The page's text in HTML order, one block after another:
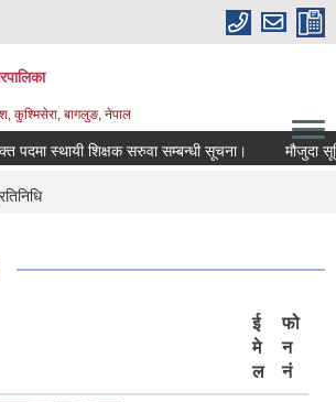
कुश्मिसेरा, बागलुङ, नेपाल
पदमा स्थायी शिक्षक सरुवा सम्बन्धी सूचना। मौजुदा
ई
मे
ल
फो
न
नं